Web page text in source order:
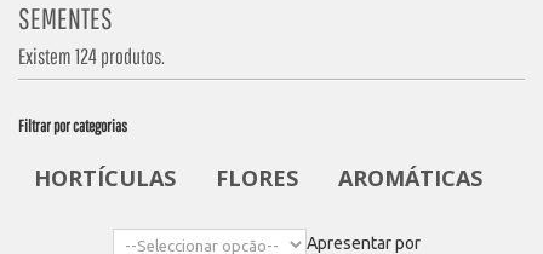
SEMENTES
Existem 124 produtos.
Filtrar por categorias
HORTÍCULAS FLORES AROMÁTICAS
Apresentar por